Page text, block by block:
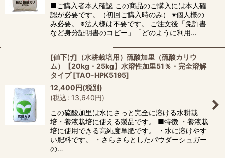
■ご購入者本人確認 この商品のご購入には本人確
認が必要です。（初回ご購入時のみ） ※個人様の
み必要。 ※法人様は不要です。 ご注文後「免許書
など身分証明書のコピー」「どのように利用…
[値下げ]（水耕栽培用）硫酸加里（硫酸カリウ
ム）【20kg・25kg】水溶性加里51％・完全溶解
タイプ [TAO-HPK5195]
12,400円(税別)
(税込: 13,640円)
この硫酸加里は水にさっと完全に溶ける水耕栽
培・養液栽培に使える製品です。 ■特徴 ・養液栽
培に使用できる高純度単肥です。 ・水に溶けやす
い肥料です。 ・さらさらとしたパウダーシュガー
の…